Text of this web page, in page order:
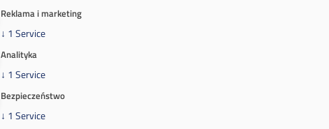
Reklama i marketing
↓ 1 Service
Analityka
↓ 1 Service
Bezpieczeństwo
↓ 1 Service